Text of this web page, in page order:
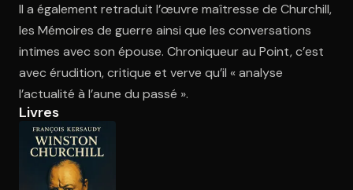
Il a également retraduit l’œuvre maîtresse de Churchill,
les Mémoires de guerre ainsi que les conversations
intimes avec son épouse. Chroniqueur au Point, c’est
avec érudition, critique et verve qu’il « analyse
l’actualité à l’aune du passé ».
Livres